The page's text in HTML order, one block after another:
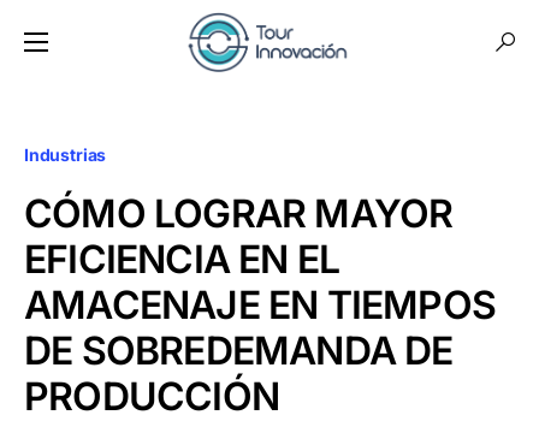
Industrias
CÓMO LOGRAR MAYOR
EFICIENCIA EN EL
AMACENAJE EN TIEMPOS
DE SOBREDEMANDA DE
PRODUCCIÓN